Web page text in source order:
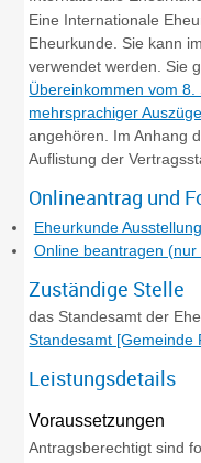
Eine Internationale
Eheurkunde. Sie kann
verwendet werden. Sie
Übereinkommen vom
mehrsprachiger
angehören. Im Anhang
Auflistung der
Onlineantrag und
Eheurkunde
Online beantragen
Zuständige Stelle
das Standesamt der
Standesamt [Gemeinde
Leistungsdetails
Voraussetzungen
Antragsberechtigt sind